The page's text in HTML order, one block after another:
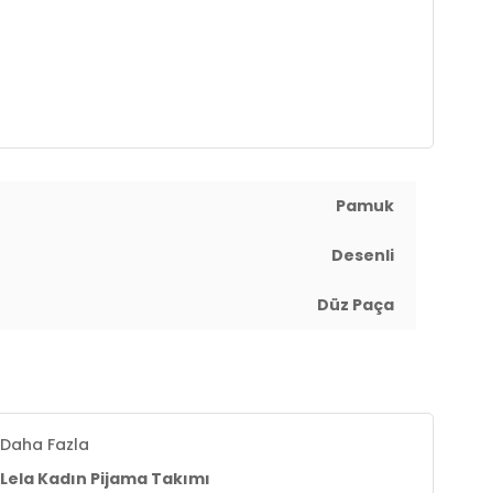
Pamuk
Desenli
Düz Paça
Daha Fazla
Lela Kadın Pijama Takımı